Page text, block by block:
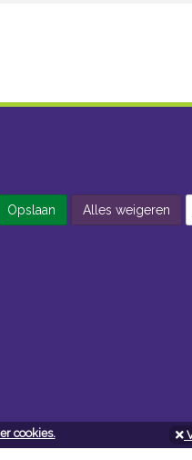
cookies.
Openingsuren
Opslaan Alles weigeren